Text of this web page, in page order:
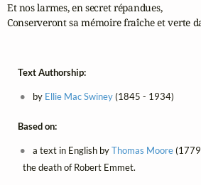
Et nos larmes, en secret répandues,
Conserveront sa mémoire fraîche et verte
Text Authorship:
by Ellie Mac Swiney(1845 - 1934)
Based on:
a text in English byThomas Moore(1779
the death of Robert Emmet.